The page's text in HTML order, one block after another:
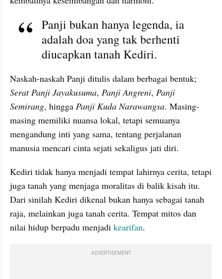
Panji bukan hanya legenda, ia
adalah doa yang tak berhenti
diucapkan tanah Kediri.
Serat Panji Jayakusuma, Panji Angreni, Panji
Semirang, hingga Panji Kuda Narawangsa. Masing-
masing memiliki nuansa lokal, tetapi semuanya
mengandung inti yang sama, tentang perjalanan
manusia mencari cinta sejati sekaligus jati diri.
Kediri tidak hanya menjadi tempat lahirnya cerita, tetapi
juga tanah yang menjaga moralitas di balik kisah itu.
Dari sinilah Kediri dikenal bukan hanya sebagai tanah
raja, melainkan juga tanah cerita. Tempat mitos dan
nilai hidup berpadu menjadi kearifan.
ADVERTISEMENT